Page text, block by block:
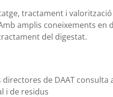
tractament i
amplis coneixements en
del digestat.
directores de DAAT
i de residus